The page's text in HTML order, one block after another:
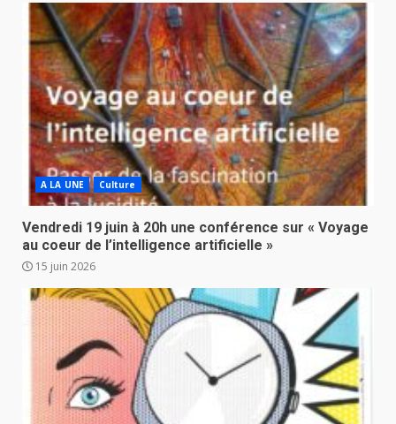
A LA UNE Culture
Vendredi 19 juin à 20h une conférence sur « Voyage
au coeur de l’intelligence artificielle »
15 juin 2026